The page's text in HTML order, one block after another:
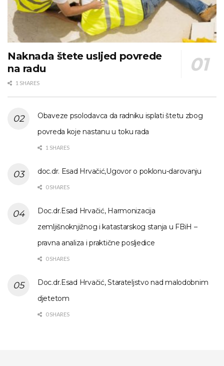
Naknada štete usljed povrede
na radu
1 SHARES
Obaveze psolodavca da radniku isplati štetu zbog
povreda koje nastanu u toku rada
1 SHARES
doc.dr. Esad Hrvačić,Ugovor o poklonu-darovanju
0 SHARES
Doc.dr.Esad Hrvačić, Harmonizacija
zemljišnoknjižnog i katastarskog stanja u FBiH –
pravna analiza i praktične posljedice
0 SHARES
Doc.dr.Esad Hrvačić, Starateljstvo nad malodobnim
djetetom
0 SHARES